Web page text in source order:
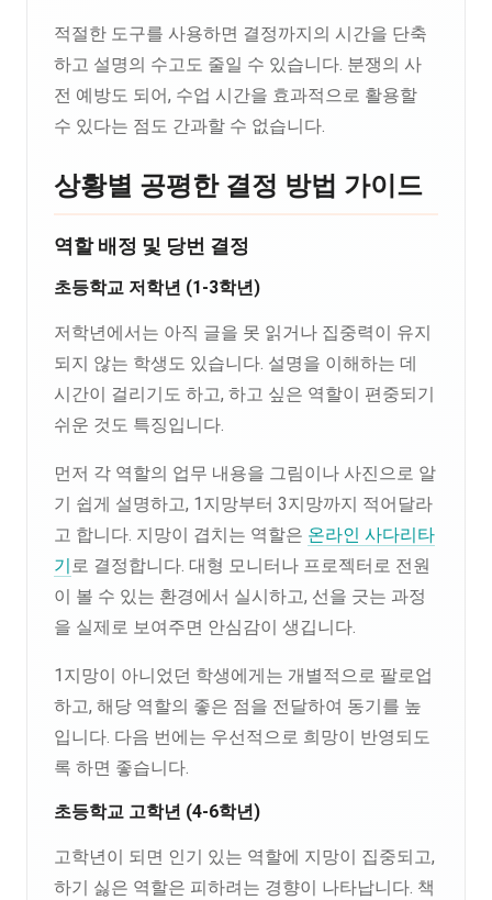
적절한 도구를 사용하면 결정까지의 시간을 단축
하고 설명의 수고도 줄일 수 있습니다. 분쟁의 사
전 예방도 되어, 수업 시간을 효과적으로 활용할
수 있다는 점도 간과할 수 없습니다.
상황별 공평한 결정 방법 가이드
역할 배정 및 당번 결정
초등학교 저학년 (1-3학년)
저학년에서는 아직 글을 못 읽거나 집중력이 유지
되지 않는 학생도 있습니다. 설명을 이해하는 데
시간이 걸리기도 하고, 하고 싶은 역할이 편중되기
쉬운 것도 특징입니다.
먼저 각 역할의 업무 내용을 그림이나 사진으로 알
기 쉽게 설명하고, 1지망부터 3지망까지 적어달라
고 합니다. 지망이 겹치는 역할은 온라인 사다리타
기로 결정합니다. 대형 모니터나 프로젝터로 전원
이 볼 수 있는 환경에서 실시하고, 선을 긋는 과정
을 실제로 보여주면 안심감이 생깁니다.
1지망이 아니었던 학생에게는 개별적으로 팔로업
하고, 해당 역할의 좋은 점을 전달하여 동기를 높
입니다. 다음 번에는 우선적으로 희망이 반영되도
록 하면 좋습니다.
초등학교 고학년 (4-6학년)
고학년이 되면 인기 있는 역할에 지망이 집중되고,
하기 싫은 역할은 피하려는 경향이 나타납니다. 책